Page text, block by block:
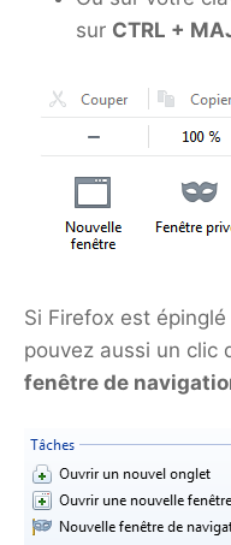
sur CTRL +
Si Firefox est
pouvez aussi un clic
fenêtre de